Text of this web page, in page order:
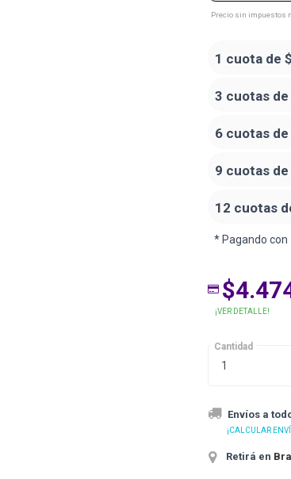
Precio sin impuestos
1 cuota de
3 cuotas de
6 cuotas de
9 cuotas de
12 cuotas
* Pagando con
¡VER DETALLE!
Cantidad
Envíos a
¡CALCULAR
Retirá en